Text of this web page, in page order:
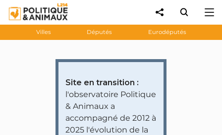
Villes Députés Eurodéputés
Site en transition :
l'observatoire Politique
& Animaux a
accompagné de 2012 à
2025 l'évolution de la